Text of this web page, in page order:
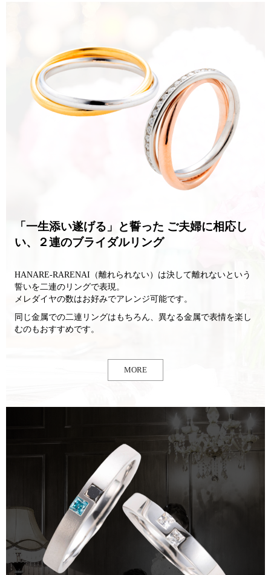
「一生添い遂げる」と誓った ご夫婦に相応し
い、
２連のブライダルリング
HANARE-RARENAI（離れられない）は決して離れないという
誓いを二連のリングで表現。
メレダイヤの数はお好みでアレンジ可能です。
同じ金属での二連リングはもちろん、異なる金属で表情を楽し
むのもおすすめです。
MORE